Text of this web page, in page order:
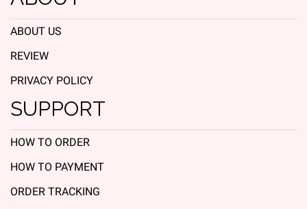
ABOUT US
REVIEW
PRIVACY POLICY
SUPPORT
HOW TO ORDER
HOW TO PAYMENT
ORDER TRACKING